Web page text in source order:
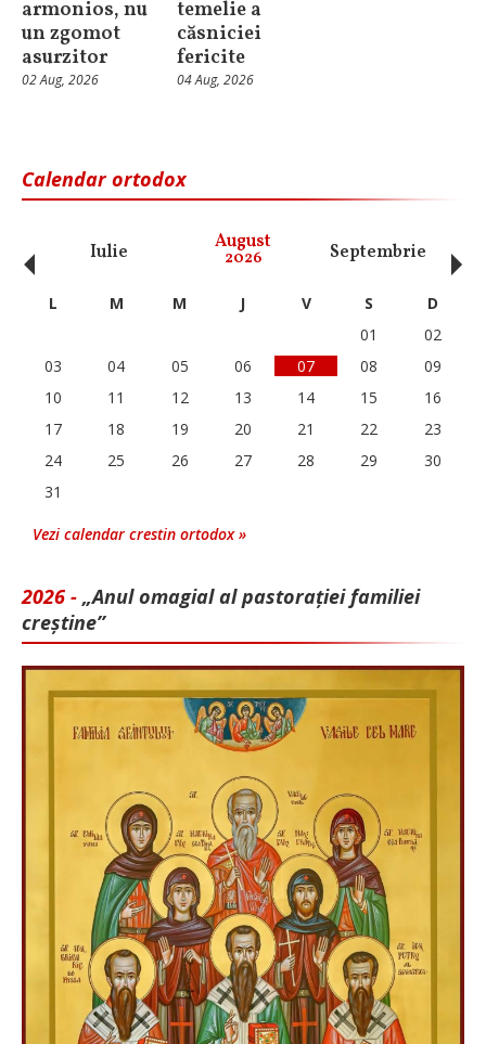
armonios, nu
un zgomot
asurzitor
02 Aug, 2026
temelie a
căsniciei
fericite
04 Aug, 2026
Calendar ortodox
Iulie August
2026 Septembrie
‹ L M M J V S
D
01
02
03
04 05 06 07 08
09
10
11 12 13 14 15
16
17
18 19 20 21 22
23
24
25 26 27 28 29
30
31
Vezi calendar crestin ortodox »
2026 - „Anul omagial al pastorației familiei
creștine”